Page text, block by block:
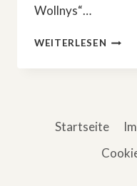
Wollnys“…
WEITERLESEN
Startseite